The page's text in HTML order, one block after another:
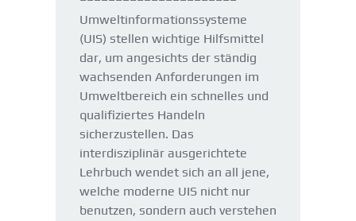
Umweltinformationssysteme
(UIS) stellen wichtige Hilfsmittel
dar, um angesichts der ständig
wachsenden Anforderungen im
Umweltbereich ein schnelles und
qualifiziertes Handeln
sicherzustellen. Das
interdisziplinär ausgerichtete
Lehrbuch wendet sich an all jene,
welche moderne UIS nicht nur
benutzen, sondern auch verstehen